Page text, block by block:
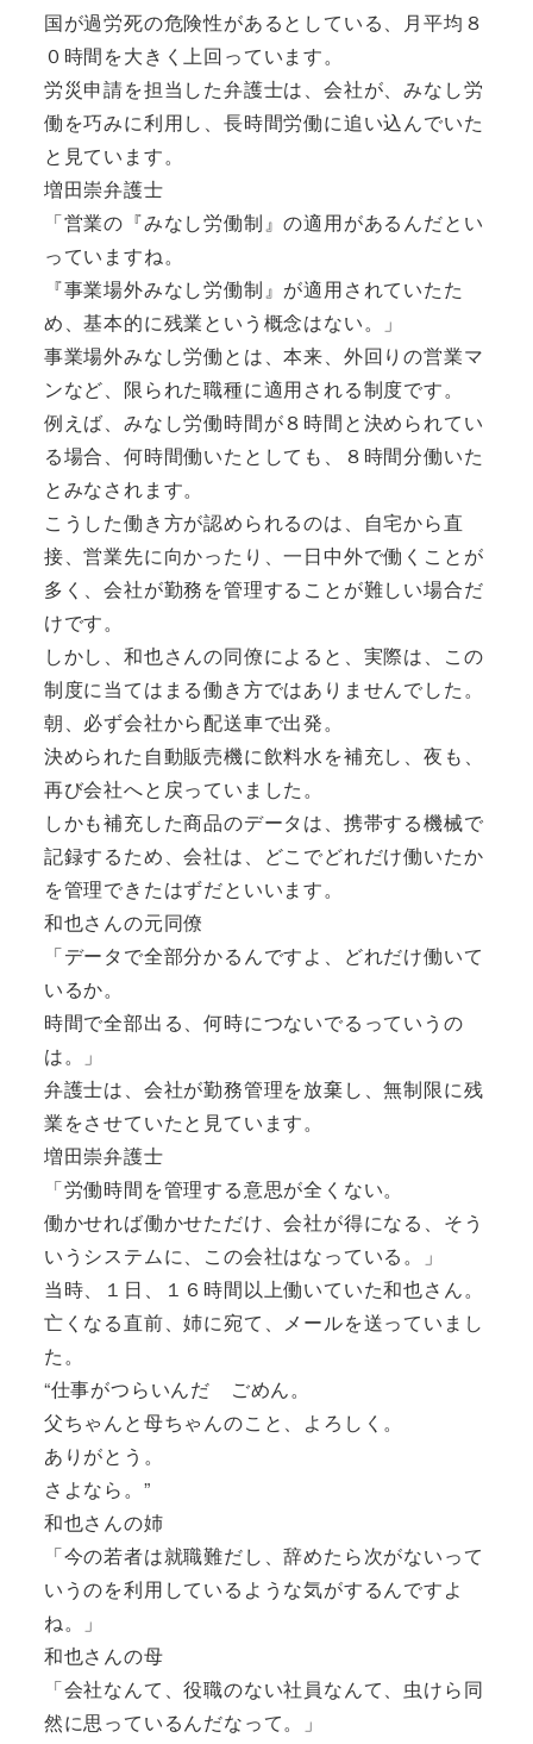
国が過労死の危険性があるとしている、月平均８
０時間を大きく上回っています。
労災申請を担当した弁護士は、会社が、みなし労
働を巧みに利用し、長時間労働に追い込んでいた
と見ています。
増田崇弁護士
「営業の『みなし労働制』の適用があるんだとい
っていますね。
『事業場外みなし労働制』が適用されていたた
め、基本的に残業という概念はない。」
事業場外みなし労働とは、本来、外回りの営業マ
ンなど、限られた職種に適用される制度です。
例えば、みなし労働時間が８時間と決められてい
る場合、何時間働いたとしても、８時間分働いた
とみなされます。
こうした働き方が認められるのは、自宅から直
接、営業先に向かったり、一日中外で働くことが
多く、会社が勤務を管理することが難しい場合だ
けです。
しかし、和也さんの同僚によると、実際は、この
制度に当てはまる働き方ではありませんでした。
朝、必ず会社から配送車で出発。
決められた自動販売機に飲料水を補充し、夜も、
再び会社へと戻っていました。
しかも補充した商品のデータは、携帯する機械で
記録するため、会社は、どこでどれだけ働いたか
を管理できたはずだといいます。
和也さんの元同僚
「データで全部分かるんですよ、どれだけ働いて
いるか。
時間で全部出る、何時につないでるっていうの
は。」
弁護士は、会社が勤務管理を放棄し、無制限に残
業をさせていたと見ています。
増田崇弁護士
「労働時間を管理する意思が全くない。
働かせれば働かせただけ、会社が得になる、そう
いうシステムに、この会社はなっている。」
当時、１日、１６時間以上働いていた和也さん。
亡くなる直前、姉に宛て、メールを送っていまし
た。
“仕事がつらいんだ ごめん。
父ちゃんと母ちゃんのこと、よろしく。
ありがとう。
さよなら。”
和也さんの姉
「今の若者は就職難だし、辞めたら次がないって
いうのを利用しているような気がするんですよ
ね。」
和也さんの母
「会社なんて、役職のない社員なんて、虫けら同
然に思っているんだなって。」